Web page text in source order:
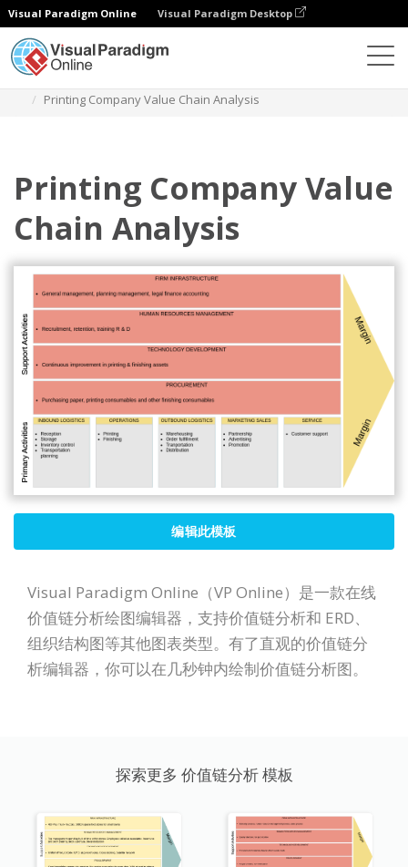
Visual Paradigm Online Visual Paradigm Desktop
Printing Company Value Chain Analysis
Printing Company Value
Chain Analysis
编辑此模板
Visual Paradigm Online（VP Online）是一款在线
价值链分析绘图编辑器，支持价值链分析和 ERD、
组织结构图等其他图表类型。有了直观的价值链分
析编辑器，你可以在几秒钟内绘制价值链分析图。
探索更多 价值链分析 模板